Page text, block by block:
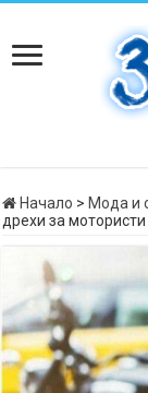
Начало > Мода и
дрехи за мотористи